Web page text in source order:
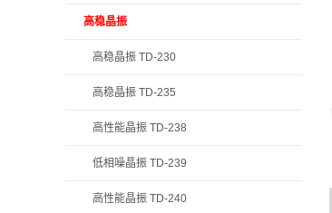
高稳晶振
高稳晶振 TD-230
高稳晶振 TD-235
高性能晶振 TD-238
低相噪晶振 TD-239
高性能晶振 TD-240